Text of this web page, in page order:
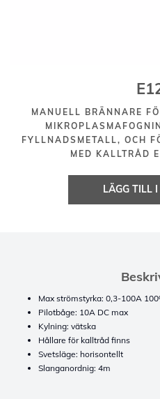
MANUELL BRÄNNARE
FYLLNADSMETALL, OCH
MED KALLTRÅD
LÄGG TILL
Max strömstyrka: 0,3-100A
Pilotbåge: 10A DC max
Kylning: vätska
Hållare för kalltråd finns
Svetsläge: horisontellt
Slanganordnig: 4m